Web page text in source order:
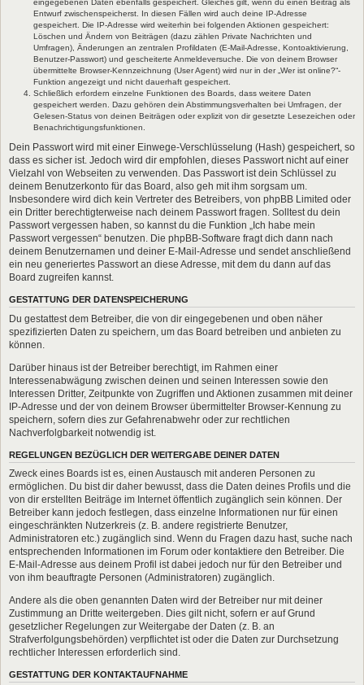
eingegebenen Daten ebenfalls gespeichert. Gleiches gilt, wenn du einen Beitrag als
Entwurf zwischenspeicherst. In diesen Fällen wird auch deine IP-Adresse
gespeichert. Die IP-Adresse wird weiterhin bei folgenden Aktionen gespeichert:
Löschen und Ändern von Beiträgen (dazu zählen Private Nachrichten und
Umfragen), Änderungen an zentralen Profildaten (E-Mail-Adresse, Kontoaktivierung,
Benutzer-Passwort) und gescheiterte Anmeldeversuche. Die von deinem Browser
übermittelte Browser-Kennzeichnung (User Agent) wird nur in der „Wer ist online?“-
Funktion angezeigt und nicht dauerhaft gespeichert.
Schließlich erfordern einzelne Funktionen des Boards, dass weitere Daten
gespeichert werden. Dazu gehören dein Abstimmungsverhalten bei Umfragen, der
Gelesen-Status von deinen Beiträgen oder explizit von dir gesetzte Lesezeichen oder
Benachrichtigungsfunktionen.
Dein Passwort wird mit einer Einwege-Verschlüsselung (Hash) gespeichert, so
dass es sicher ist. Jedoch wird dir empfohlen, dieses Passwort nicht auf einer
Vielzahl von Webseiten zu verwenden. Das Passwort ist dein Schlüssel zu
deinem Benutzerkonto für das Board, also geh mit ihm sorgsam um.
Insbesondere wird dich kein Vertreter des Betreibers, von phpBB Limited oder
ein Dritter berechtigterweise nach deinem Passwort fragen. Solltest du dein
Passwort vergessen haben, so kannst du die Funktion „Ich habe mein
Passwort vergessen“ benutzen. Die phpBB-Software fragt dich dann nach
deinem Benutzernamen und deiner E-Mail-Adresse und sendet anschließend
ein neu generiertes Passwort an diese Adresse, mit dem du dann auf das
Board zugreifen kannst.
GESTATTUNG DER DATENSPEICHERUNG
Du gestattest dem Betreiber, die von dir eingegebenen und oben näher
spezifizierten Daten zu speichern, um das Board betreiben und anbieten zu
können.
Darüber hinaus ist der Betreiber berechtigt, im Rahmen einer
Interessenabwägung zwischen deinen und seinen Interessen sowie den
Interessen Dritter, Zeitpunkte von Zugriffen und Aktionen zusammen mit deiner
IP-Adresse und der von deinem Browser übermittelter Browser-Kennung zu
speichern, sofern dies zur Gefahrenabwehr oder zur rechtlichen
Nachverfolgbarkeit notwendig ist.
REGELUNGEN BEZÜGLICH DER WEITERGABE DEINER DATEN
Zweck eines Boards ist es, einen Austausch mit anderen Personen zu
ermöglichen. Du bist dir daher bewusst, dass die Daten deines Profils und die
von dir erstellten Beiträge im Internet öffentlich zugänglich sein können. Der
Betreiber kann jedoch festlegen, dass einzelne Informationen nur für einen
eingeschränkten Nutzerkreis (z. B. andere registrierte Benutzer,
Administratoren etc.) zugänglich sind. Wenn du Fragen dazu hast, suche nach
entsprechenden Informationen im Forum oder kontaktiere den Betreiber. Die
E-Mail-Adresse aus deinem Profil ist dabei jedoch nur für den Betreiber und
von ihm beauftragte Personen (Administratoren) zugänglich.
Andere als die oben genannten Daten wird der Betreiber nur mit deiner
Zustimmung an Dritte weitergeben. Dies gilt nicht, sofern er auf Grund
gesetzlicher Regelungen zur Weitergabe der Daten (z. B. an
Strafverfolgungsbehörden) verpflichtet ist oder die Daten zur Durchsetzung
rechtlicher Interessen erforderlich sind.
GESTATTUNG DER KONTAKTAUFNAHME